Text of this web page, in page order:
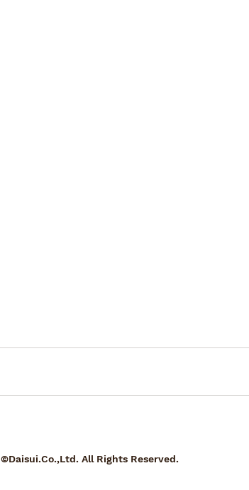
©Daisui.Co.,Ltd. All Rights Reserved.